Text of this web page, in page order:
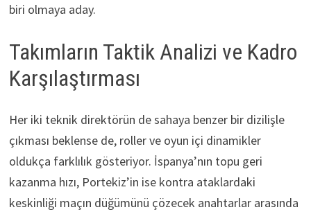
biri olmaya aday.
Takımların Taktik Analizi ve Kadro
Karşılaştırması
Her iki teknik direktörün de sahaya benzer bir dizilişle
çıkması beklense de, roller ve oyun içi dinamikler
oldukça farklılık gösteriyor. İspanya’nın topu geri
kazanma hızı, Portekiz’in ise kontra ataklardaki
keskinliği maçın düğümünü çözecek anahtarlar arasında